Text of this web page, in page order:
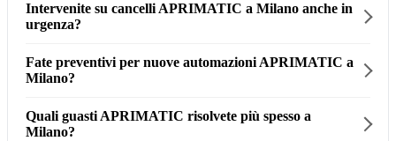
Intervenite su cancelli APRIMATIC a Milano anche in
urgenza?
Fate preventivi per nuove automazioni APRIMATIC a
Milano?
Quali guasti APRIMATIC risolvete più spesso a
Milano?